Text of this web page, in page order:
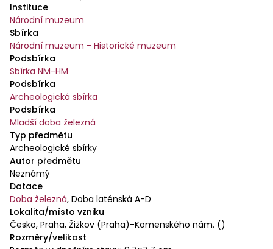
Instituce
Národní muzeum
Sbírka
Národní muzeum - Historické muzeum
Podsbírka
Sbírka NM-HM
Podsbírka
Archeologická sbírka
Podsbírka
Mladší doba železná
Typ předmětu
Archeologické sbírky
Autor předmětu
Neznámý
Datace
Doba železná, Doba laténská A-D
Lokalita/místo vzniku
Česko, Praha, Žižkov (Praha)-Komenského nám. ()
Rozměry/velikost